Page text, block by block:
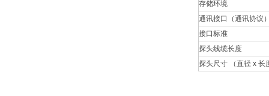
存储环境
通讯接口（通讯协议
接口标准
探头线缆长度
探头尺寸 （直径 x 长